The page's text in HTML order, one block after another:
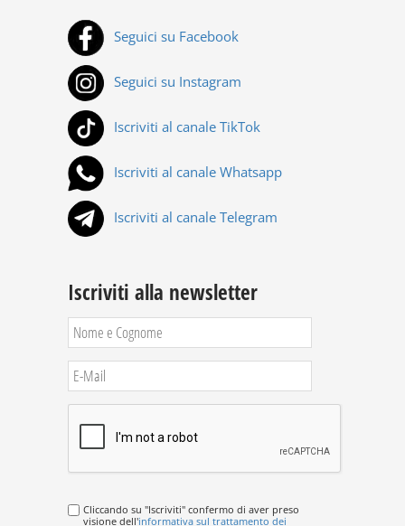
Seguici su Facebook
Seguici su Instagram
Iscriviti al canale TikTok
Iscriviti al canale Whatsapp
Iscriviti al canale Telegram
Iscriviti alla newsletter
Cliccando su "Iscriviti" confermo di aver preso
visione dell'informativa sul trattamento dei